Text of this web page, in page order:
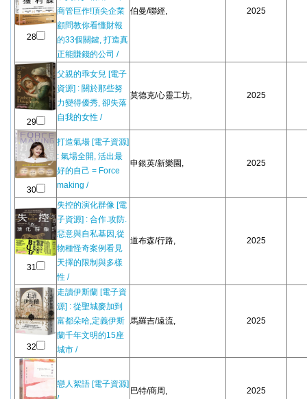
28
商管巨作!頂尖企業
顧問教你看懂財報
的33個關鍵, 打造真
正能賺錢的公司 /
伯曼/聯經, 2025
29
父親的乖女兒 [電子
資源] : 關於那些努
力變得優秀, 卻失落
自我的女性 /
莫德克/心靈工坊, 2025
30
打造氣場 [電子資源]
: 氣場全開, 活出最
好的自己 = Force
making /
申銀英/新樂園, 2025
31
失控的演化群像 [電
子資源] : 合作.攻防.
惡意與自私基因,從
物種怪奇案例看見
天擇的限制與多樣
性 /
道布森/行路, 2025
32
走讀伊斯蘭 [電子資
源] : 從聖城麥加到
富都朵哈,定義伊斯
蘭千年文明的15座
城市 /
馬羅吉/遠流, 2025
戀人絮語 [電子資源]
巴特/商周, 2025